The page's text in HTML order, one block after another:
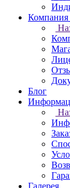
Компания
Блог
Галерея